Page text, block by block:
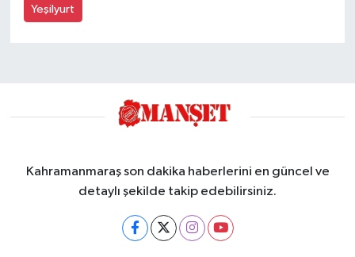
Yeşilyurt
Kahramanmaraş son dakika haberlerini en güncel ve
detaylı şekilde takip edebilirsiniz.